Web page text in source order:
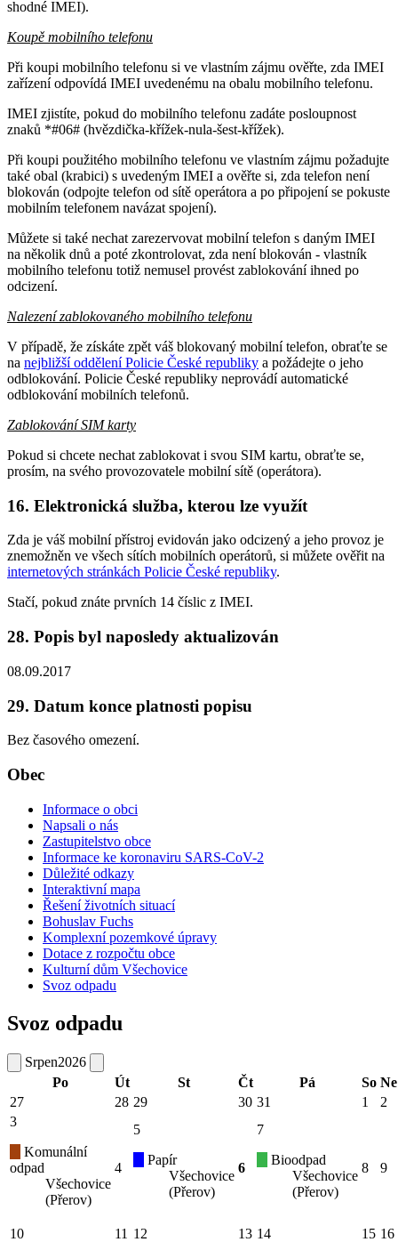
shodné IMEI).
Koupě mobilního telefonu
Při koupi mobilního telefonu si ve vlastním zájmu ověřte, zda IMEI
zařízení odpovídá IMEI uvedenému na obalu mobilního telefonu.
IMEI zjistíte, pokud do mobilního telefonu zadáte posloupnost
znaků *#06# (hvězdička-křížek-nula-šest-křížek).
Při koupi použitého mobilního telefonu ve vlastním zájmu požadujte
také obal (krabici) s uvedeným IMEI a ověřte si, zda telefon není
blokován (odpojte telefon od sítě operátora a po připojení se pokuste
mobilním telefonem navázat spojení).
Můžete si také nechat zarezervovat mobilní telefon s daným IMEI
na několik dnů a poté zkontrolovat, zda není blokován - vlastník
mobilního telefonu totiž nemusel provést zablokování ihned po
odcizení.
Nalezení zablokovaného mobilního telefonu
V případě, že získáte zpět váš blokovaný mobilní telefon, obraťte se
na nejbližší oddělení Policie České republiky a požádejte o jeho
odblokování. Policie České republiky neprovádí automatické
odblokování mobilních telefonů.
Zablokování SIM karty
Pokud si chcete nechat zablokovat i svou SIM kartu, obraťte se,
prosím, na svého provozovatele mobilní sítě (operátora).
16. Elektronická služba, kterou lze využít
Zda je váš mobilní přístroj evidován jako odcizený a jeho provoz je
znemožněn ve všech sítích mobilních operátorů, si můžete ověřit na
internetových stránkách Policie České republiky.
Stačí, pokud znáte prvních 14 číslic z IMEI.
28. Popis byl naposledy aktualizován
08.09.2017
29. Datum konce platnosti popisu
Bez časového omezení.
Obec
Informace o obci
Napsali o nás
Zastupitelstvo obce
Informace ke koronaviru SARS-CoV-2
Důležité odkazy
Interaktivní mapa
Řešení životních situací
Bohuslav Fuchs
Komplexní pozemkové úpravy
Dotace z rozpočtu obce
Kulturní dům Všechovice
Svoz odpadu
Svoz odpadu
Srpen2026
Po
Út St Čt Pá So Ne
27
28 29 30 31 1
2
3
Komunální
odpad
Všechovice
(Přerov)
4
5
Papír
Všechovice
(Přerov)
6
7
Bioodpad
Všechovice
(Přerov)
8 9
10 11 12 13 14 15 16